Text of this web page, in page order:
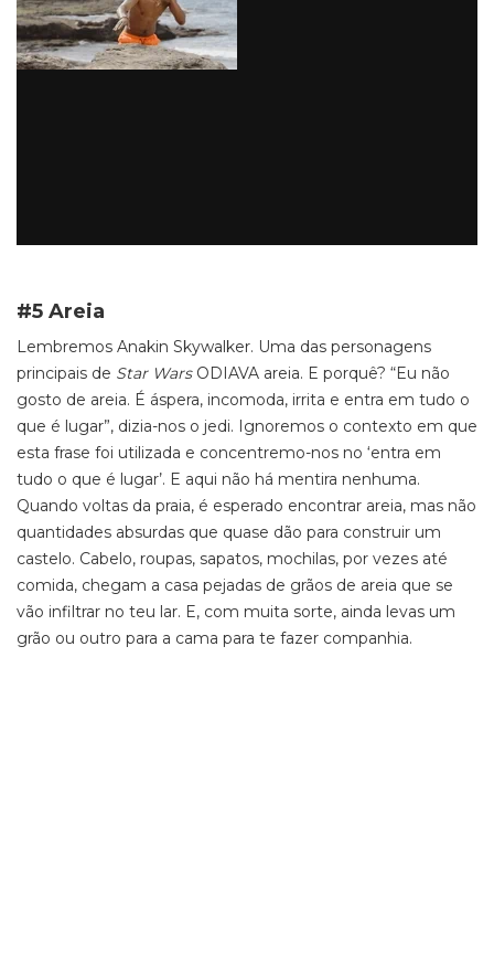
#5 Areia
Lembremos Anakin Skywalker. Uma das personagens
principais de Star WarsODIAVA areia. E porquê? “Eu não
gosto de areia. É áspera, incomoda, irrita e entra em tudo o
que é lugar”, dizia-nos o jedi. Ignoremos o contexto em que
esta frase foi utilizada e concentremo-nos no ‘entra em
tudo o que é lugar’. E aqui não há mentira nenhuma.
Quando voltas da praia, é esperado encontrar areia, mas não
quantidades absurdas que quase dão para construir um
castelo. Cabelo, roupas, sapatos, mochilas, por vezes até
comida, chegam a casa pejadas de grãos de areia que se
vão infiltrar no teu lar. E, com muita sorte, ainda levas um
grão ou outro para a cama para te fazer companhia.